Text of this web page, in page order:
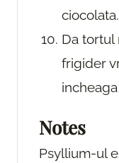
ciocolata.
Da tortul
frigider
Notes
Psyllium-ul